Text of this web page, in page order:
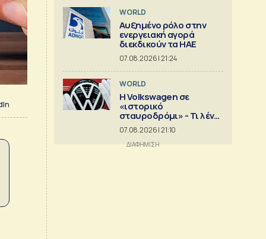
WORLD
Αυξημένο ρόλο στην
ενεργειακή αγορά
διεκδικούν τα ΗΑΕ
07.08.2026 | 21:24
WORLD
Η Volkswagen σε
«ιστορικό
σταυροδρόμι» - Τι λένε
οι οικογένειες που την
ελέγχουν
07.08.2026 | 21:10